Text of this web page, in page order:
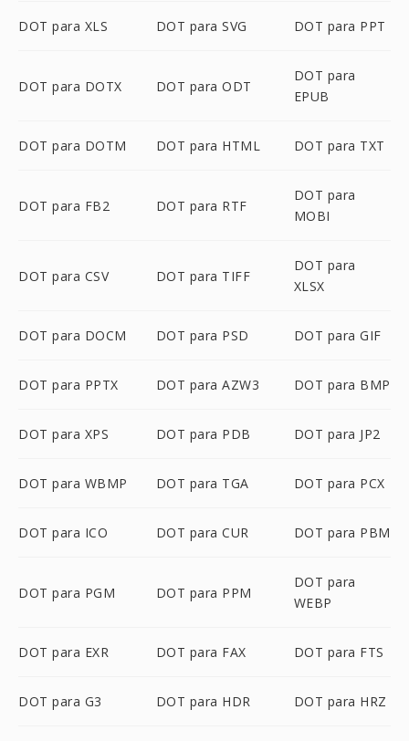
DOT para XLS DOT para SVG DOT para PPT
DOT para DOTX DOT para ODT
DOT para
EPUB
DOT para DOTM DOT para HTML DOT para TXT
DOT para FB2 DOT para RTF
DOT para
MOBI
DOT para CSV DOT para TIFF
DOT para
XLSX
DOT para DOCM DOT para PSD DOT para GIF
DOT para PPTX DOT para AZW3 DOT para BMP
DOT para XPS DOT para PDB DOT para JP2
DOT para WBMP DOT para TGA DOT para PCX
DOT para ICO DOT para CUR DOT para PBM
DOT para PGM DOT para PPM
DOT para
WEBP
DOT para EXR DOT para FAX DOT para FTS
DOT para G3 DOT para HDR DOT para HRZ